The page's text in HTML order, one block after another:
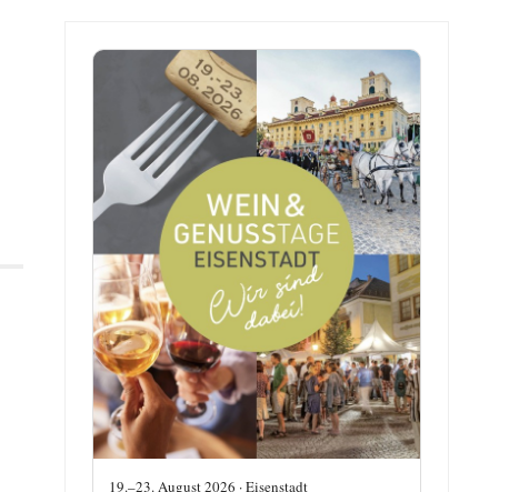
19.–23. August 2026 · Eisenstadt